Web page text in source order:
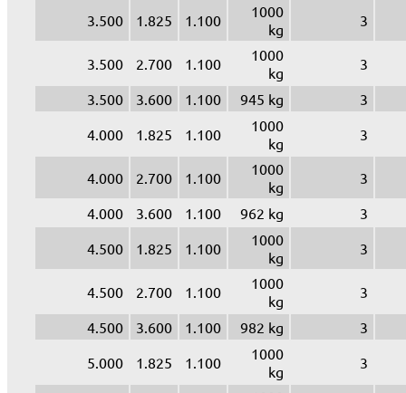
3.500
1.825 1.100
1000
kg
3
3.500 2.700 1.100
1000
kg
3
3.500
3.600 1.100 945 kg
3
4.000
1.825 1.100
1000
kg
3
4.000 2.700 1.100
1000
kg
3
4.000
3.600 1.100 962 kg
3
4.500
1.825 1.100
1000
kg
3
4.500 2.700 1.100
1000
kg
3
4.500
3.600 1.100 982 kg
3
5.000
1.825 1.100
1000
kg
3